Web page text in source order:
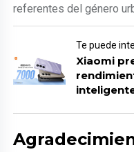
referentes del género
Te puede
Xiaomi